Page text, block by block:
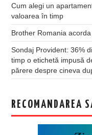
Cum alegi un
valoarea în timp
Brother Romania
Sondaj Provident: 36%
timp o etichetă impusă
părere despre cineva
RECOMANDAREA